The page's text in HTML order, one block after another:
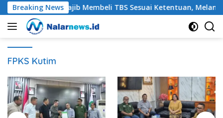
Langsung
ke
konten
Breaking NewsWajib Membeli TBS Sesuai Ketentuan, Melanggar
FPKS Kutim